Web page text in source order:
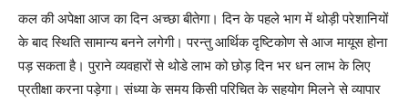
कल की अपेक्षा आज का दिन अच्छा बीतेगा। दिन के पहले भाग में थोड़ी परेशानियों
के बाद स्थिति सामान्य बनने लगेगी। परन्तु आर्थिक दृष्टिकोण से आज मायूस होना
पड़ सकता है। पुराने व्यवहारों से थोडे लाभ को छोड़ दिन भर धन लाभ के लिए
प्रतीक्षा करना पड़ेगा। संध्या के समय किसी परिचित के सहयोग मिलने से व्यापार